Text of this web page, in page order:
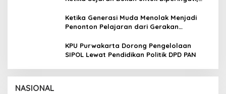
Ketika Generasi Muda Menolak Menjadi
Penonton Pelajaran dari Gerakan
KPU Purwakarta Dorong Pengelolaan
SIPOL Lewat Pendidikan Politik DPD PAN
NASIONAL